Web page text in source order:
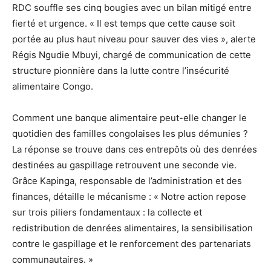
RDC souffle ses cinq bougies avec un bilan mitigé entre
fierté et urgence. « Il est temps que cette cause soit
portée au plus haut niveau pour sauver des vies », alerte
Régis Ngudie Mbuyi, chargé de communication de cette
structure pionnière dans la lutte contre l’insécurité
alimentaire Congo.
Comment une banque alimentaire peut-elle changer le
quotidien des familles congolaises les plus démunies ?
La réponse se trouve dans ces entrepôts où des denrées
destinées au gaspillage retrouvent une seconde vie.
Grâce Kapinga, responsable de l’administration et des
finances, détaille le mécanisme : « Notre action repose
sur trois piliers fondamentaux : la collecte et
redistribution de denrées alimentaires, la sensibilisation
contre le gaspillage et le renforcement des partenariats
communautaires. »